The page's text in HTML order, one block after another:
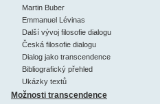
Martin Buber
Emmanuel Lévinas
Další vývoj filosofie dialogu
Česká filosofie dialogu
Dialog jako transcendence
Bibliografický přehled
Ukázky textů
Možnosti transcendence